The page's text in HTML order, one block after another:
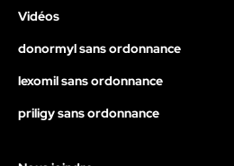
Vidéos
donormyl sans ordonnance
lexomil sans ordonnance
priligy sans ordonnance